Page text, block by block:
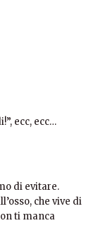
ecc, ecc…
di evitare.
che vive di
ti manca